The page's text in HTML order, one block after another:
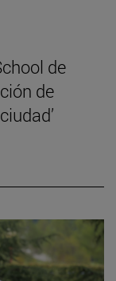
de
de